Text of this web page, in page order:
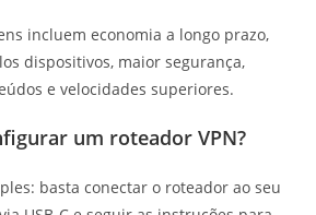
incluem economia a longo prazo,
dispositivos, maior segurança,
e velocidades superiores.
um roteador VPN?
basta conectar o roteador ao seu